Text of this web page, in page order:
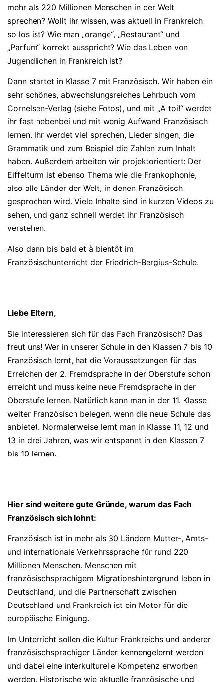
mehr als 220 Millionen Menschen in der Welt
sprechen? Wollt ihr wissen, was aktuell in Frankreich
so los ist? Wie man „orange“, „Restaurant“ und
„Parfum“ korrekt ausspricht? Wie das Leben von
Jugendlichen in Frankreich ist?
Dann startet in Klasse 7 mit Französisch. Wir haben ein
sehr schönes, abwechslungsreiches Lehrbuch vom
Cornelsen-Verlag (siehe Fotos), und mit „A toi!“ werdet
ihr fast nebenbei und mit wenig Aufwand Französisch
lernen. Ihr werdet viel sprechen, Lieder singen, die
Grammatik und zum Beispiel die Zahlen zum Inhalt
haben. Außerdem arbeiten wir projektorientiert: Der
Eiffelturm ist ebenso Thema wie die Frankophonie,
also alle Länder der Welt, in denen Französisch
gesprochen wird. Viele Inhalte sind in kurzen Videos zu
sehen, und ganz schnell werdet ihr Französisch
verstehen.
Also dann bis bald et à bientôt im
Französischunterricht der Friedrich-Bergius-Schule.
Liebe Eltern,
Sie interessieren sich für das Fach Französisch? Das
freut uns! Wer in unserer Schule in den Klassen 7 bis 10
Französisch lernt, hat die Voraussetzungen für das
Erreichen der 2. Fremdsprache in der Oberstufe schon
erreicht und muss keine neue Fremdsprache in der
Oberstufe lernen. Natürlich kann man in der 11. Klasse
weiter Französisch belegen, wenn die neue Schule das
anbietet. Normalerweise lernt man in Klasse 11, 12 und
13 in drei Jahren, was wir entspannt in den Klassen 7
bis 10 lernen.
Hier sind weitere gute Gründe, warum das Fach
Französisch sich lohnt:
Französisch ist in mehr als 30 Ländern Mutter-, Amts-
und internationale Verkehrssprache für rund 220
Millionen Menschen. Menschen mit
französischsprachigem Migrationshintergrund leben in
Deutschland, und die Partnerschaft zwischen
Deutschland und Frankreich ist ein Motor für die
europäische Einigung.
Im Unterricht sollen die Kultur Frankreichs und anderer
französischsprachiger Länder kennengelernt werden
und dabei eine interkulturelle Kompetenz erworben
werden. Historische wie aktuelle französische und